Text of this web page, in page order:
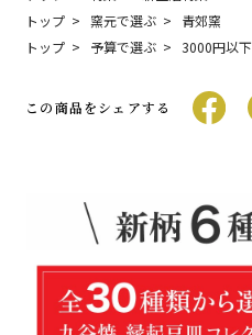
トップ
窯元で選ぶ
青郊窯
トップ
予算で選ぶ 3000円以下
この商品をシェアする